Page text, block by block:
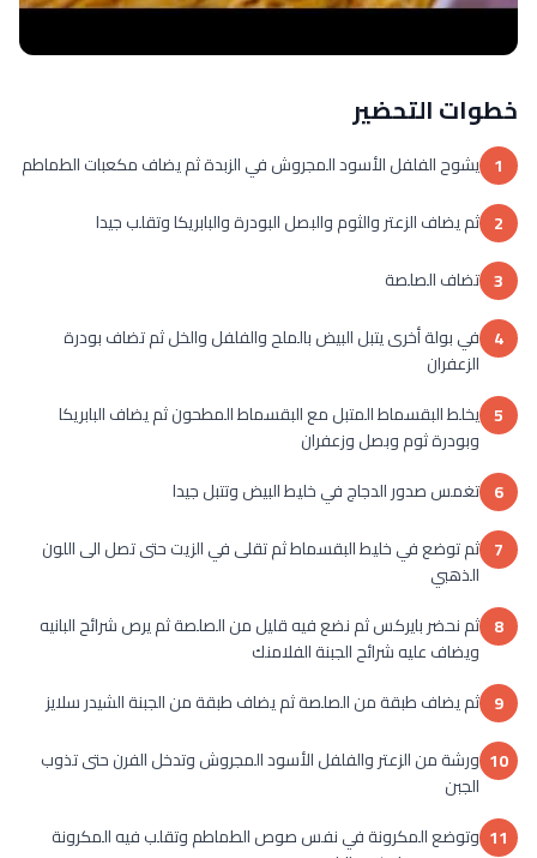
خطوات التحضير
1 يشوح الفلفل الأسود المجروش في الزبدة ثم يضاف مكعبات الطماطم
2 ثم يضاف الزعتر والثوم والبصل البودرة والبابريكا وتقلب جيدا
3 تضاف الصلصة
4 في بولة أخرى يتبل البيض بالملح والفلفل والخل ثم تضاف بودرة
الزعفران
5 يخلط البقسماط المتبل مع البقسماط المطحون ثم يضاف البابريكا
وبودرة ثوم وبصل وزعفران
6 تغمس صدور الدجاج في خليط البيض وتتبل جيدا
7 ثم توضع في خليط البقسماط ثم تقلى في الزيت حتى تصل الى اللون
الذهبي
8 ثم نحضر بايركس ثم نضع فيه قليل من الصلصة ثم يرص شرائح البانيه
ويضاف عليه شرائح الجبنة الفلامنك
9 ثم يضاف طبقة من الصلصة ثم يضاف طبقة من الجبنة الشيدر سلايز
10 ورشة من الزعتر والفلفل الأسود المجروش وتدخل الفرن حتى تذوب
الجبن
11 وتوضع المكرونة في نفس صوص الطماطم وتقلب فيه المكرونة